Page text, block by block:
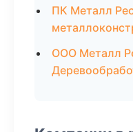
ПК Металл
ООО Металл